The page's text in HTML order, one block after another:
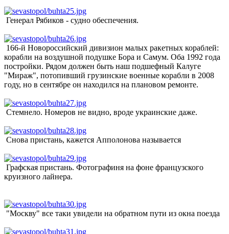
Генерал Рябиков - судно обеспечения.
166-й Новороссийский дивизион малых ракетных кораблей:
корабли на воздушной подушке Бора и Самум. Оба 1992 года
постройки. Рядом должен быть наш подшефный Калуге
"Мираж", потопивший грузинские военные корабли в 2008
году, но в сентябре он находился на плановом ремонте.
Стемнело. Номеров не видно, вроде украинские даже.
Снова пристань, кажется Апполонова называется
Графская пристань. Фотографиня на фоне французского
круизного лайнера.
"Москву" все таки увидели на обратном пути из окна поезда